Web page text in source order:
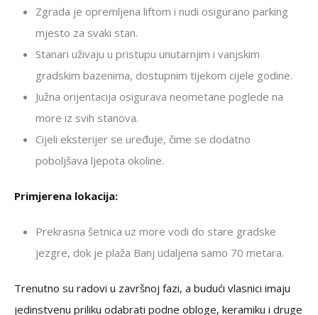
Zgrada je opremljena liftom i nudi osigurano parking
mjesto za svaki stan.
Stanari uživaju u pristupu unutarnjim i vanjskim
gradskim bazenima, dostupnim tijekom cijele godine.
Južna orijentacija osigurava neometane poglede na
more iz svih stanova.
Cijeli eksterijer se uređuje, čime se dodatno
poboljšava ljepota okoline.
Primjerena lokacija:
Prekrasna šetnica uz more vodi do stare gradske
jezgre, dok je plaža Banj udaljena samo 70 metara.
Trenutno su radovi u završnoj fazi, a budući vlasnici imaju
jedinstvenu priliku odabrati podne obloge, keramiku i druge